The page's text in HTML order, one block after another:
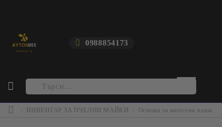
0988854173
ИНВЕНТАР ЗА ПЧЕЛНИ МАЙКИ Основа за маточна чаша